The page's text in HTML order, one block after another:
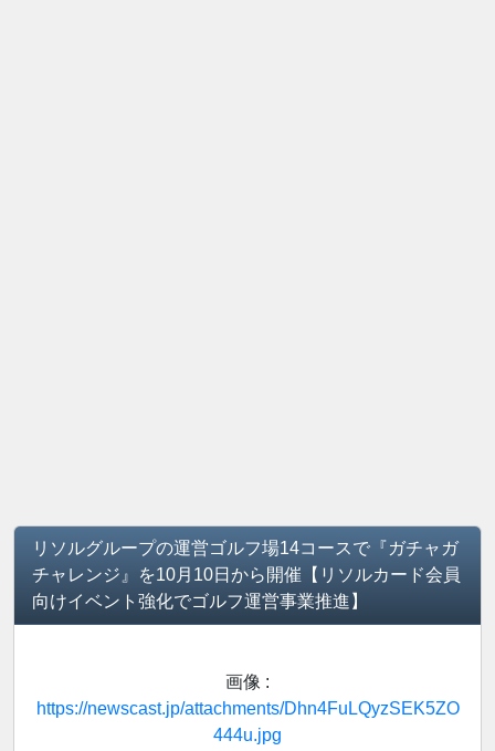
リソルグループの運営ゴルフ場14コースで『ガチャガ
チャレンジ』を10月10日から開催【リソルカード会員
向けイベント強化でゴルフ運営事業推進】
画像 :
https://newscast.jp/attachments/Dhn4FuLQyzSEK5ZO
444u.jpg